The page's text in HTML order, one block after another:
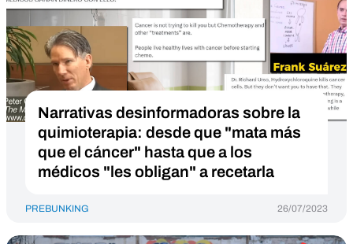
Narrativas desinformadoras sobre la
quimioterapia: desde que "mata más
que el cáncer" hasta que a los
médicos "les obligan" a recetarla
PREBUNKING 26/07/2023